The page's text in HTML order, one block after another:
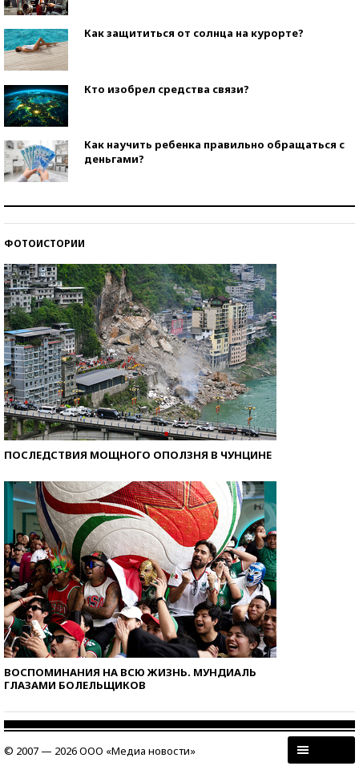
Как защититься от солнца на курорте?
Кто изобрел средства связи?
Как научить ребенка правильно обращаться с
деньгами?
ФОТОИСТОРИИ
ПОСЛЕДСТВИЯ МОЩНОГО ОПОЛЗНЯ В ЧУНЦИНЕ
ВОСПОМИНАНИЯ НА ВСЮ ЖИЗНЬ. МУНДИАЛЬ
ГЛАЗАМИ БОЛЕЛЬЩИКОВ
© 2007 — 2026 ООО «Медиа новости»